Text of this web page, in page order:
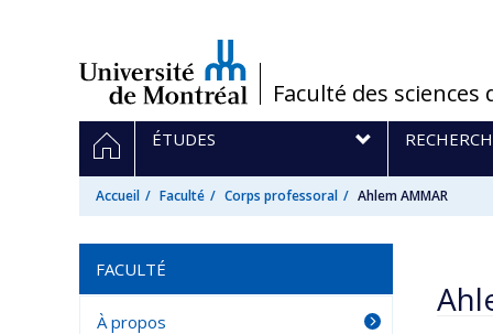
/Faculté des
Navigation
principale
ACCUEIL
ÉTUDES
Accueil Faculté Corps professoral Ahlem AMMAR
FACULTÉ
À propos